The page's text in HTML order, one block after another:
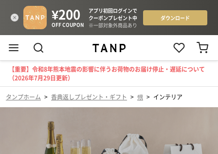
【重要】令和8年熊本地震の影響に伴うお荷物のお届け停止・遅延について
（2026年7月29日更新）
タンプホーム > 香典返しプレゼント・ギフト > 甥 > インテリア